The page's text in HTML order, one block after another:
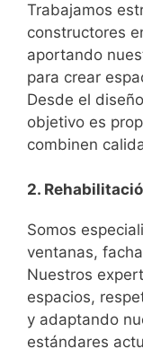
Trabajamos
constructores
aportando
para crear
Desde el
objetivo es
combinen
2.
Somos
ventanas,
Nuestros
espacios,
y adaptando
estándares